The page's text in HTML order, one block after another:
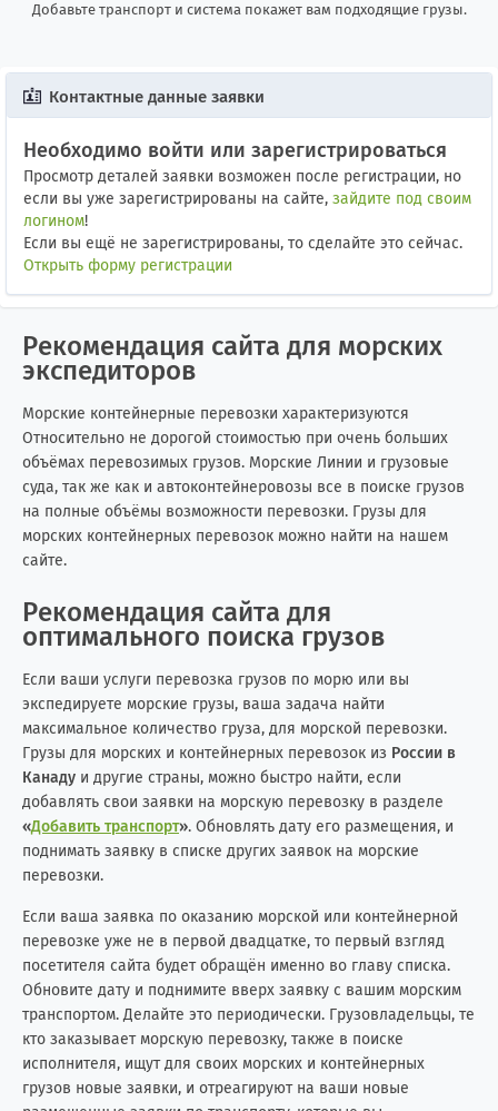
Добавьте транспорт и система покажет вам подходящие грузы.
Контактные данные заявки
Необходимо войти или зарегистрироваться
Просмотр деталей заявки возможен после регистрации, но
если вы уже зарегистрированы на сайте, зайдите под своим
логином!
Если вы ещё не зарегистрированы, то сделайте это сейчас.
Открыть форму регистрации
Рекомендация сайта для морских
экспедиторов
Морские контейнерные перевозки характеризуются
Относительно не дорогой стоимостью при очень больших
объёмах перевозимых грузов. Морские Линии и грузовые
суда, так же как и автоконтейнеровозы все в поиске грузов
на полные объёмы возможности перевозки. Грузы для
морских контейнерных перевозок можно найти на нашем
сайте.
Рекомендация сайта для
оптимального поиска грузов
Если ваши услуги перевозка грузов по морю или вы
экспедируете морские грузы, ваша задача найти
максимальное количество груза, для морской перевозки.
Грузы для морских и контейнерных перевозок из России в
Канаду и другие страны, можно быстро найти, если
добавлять свои заявки на морскую перевозку в разделе
«Добавить транспорт». Обновлять дату его размещения, и
поднимать заявку в списке других заявок на морские
перевозки.
Если ваша заявка по оказанию морской или контейнерной
перевозке уже не в первой двадцатке, то первый взгляд
посетителя сайта будет обращён именно во главу списка.
Обновите дату и поднимите вверх заявку с вашим морским
транспортом. Делайте это периодически. Грузовладельцы, те
кто заказывает морскую перевозку, также в поиске
исполнителя, ищут для своих морских и контейнерных
грузов новые заявки, и отреагируют на ваши новые